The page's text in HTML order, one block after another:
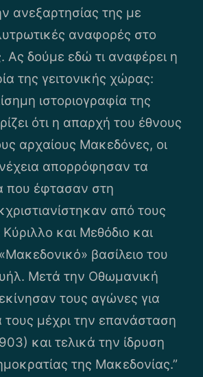
ανεξαρτησίας της με
αναφορές στο
Ας δούμε εδώ τι αναφέρει η
της γειτονικής χώρας:
ιστοριογραφία της
ότι η απαρχή του έθνους
αρχαίους Μακεδόνες, οι
απορρόφησαν τα
που έφτασαν στη
από τους
και Μεθόδιο και
βασίλειο του
Μετά την Οθωμανική
τους αγώνες για
τους μέχρι την επανάσταση
και τελικά την ίδρυση
της Μακεδονίας.”